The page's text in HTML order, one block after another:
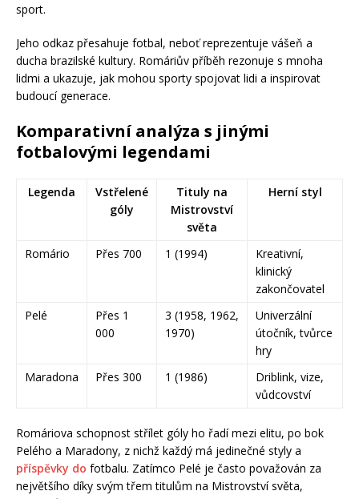
sport.
Jeho odkaz přesahuje fotbal, neboť reprezentuje vášeň a
ducha brazilské kultury. Romáriův příběh rezonuje s mnoha
lidmi a ukazuje, jak mohou sporty spojovat lidi a inspirovat
budoucí generace.
Komparativní analýza s jinými
fotbalovými legendami
Legenda
Vstřelené
góly
Tituly na
Mistrovství
světa
Herní styl
Romário Přes 700 1 (1994)
Kreativní,
klinický
zakončovatel
Pelé
Přes 1
000
3 (1958, 1962,
1970)
Univerzální
útočník, tvůrce
hry
Maradona
Přes 300 1 (1986)
Driblink, vize,
vůdcovství
Romáriova schopnost střílet góly ho řadí mezi elitu, po bok
Pelého a Maradony, z nichž každý má jedinečné styly a
příspěvky do fotbalu. Zatímco Pelé je často považován za
největšího díky svým třem titulům na Mistrovství světa,